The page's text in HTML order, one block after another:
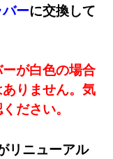
ーに交換して
が白色の場合
りません。気
ださい。
リニューアル